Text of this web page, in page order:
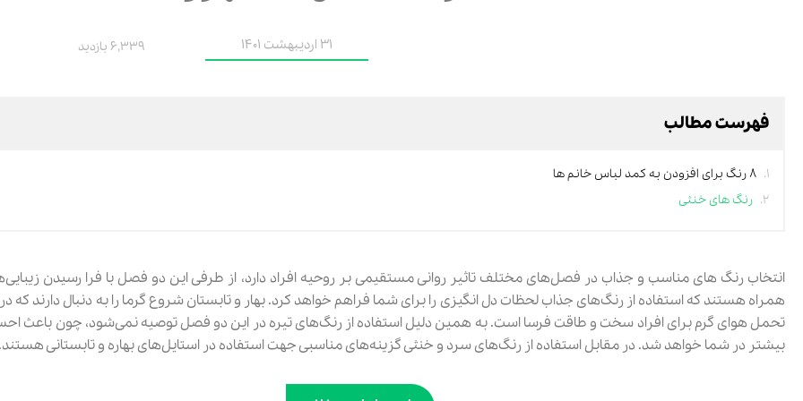
31 اردیبهشت 1401 6,339 بازدید
فهرست مطالب
۸ رنگ برای افزودن به کمد لباس خانم ها
رنگ های خنثی
انتخاب رنگ‌ های مناسب و جذاب در فصل‌های مختلف تاثیر روانی مستقیمی بر روحیه افراد دارد، از طرفی این دو فصل با فرا رسیدن
همراه هستند که استفاده از رنگ‌های جذاب لحظات دل انگیزی را برای شما فراهم خواهد کرد. بهار و تابستان شروع گرما را به دنبال دارند که
تحمل هوای گرم برای افراد سخت و طاقت فرسا است. به همین دلیل استفاده از رنگ‌های تیره در این دو فصل توصیه نمی‌شود، چون باعث
بیشتر در شما خواهد شد. در مقابل استفاده از رنگ‌های سرد و خنثی گزینه‌های مناسبی جهت استفاده در استایل‌های بهاره و تابستانی هستند.
20٪